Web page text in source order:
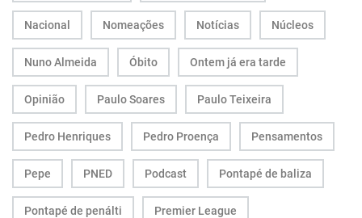
Nacional Nomeações Notícias Núcleos
Nuno Almeida Óbito Ontem já era tarde
Opinião Paulo Soares Paulo Teixeira
Pedro Henriques Pedro Proença Pensamentos
Pepe PNED Podcast Pontapé de baliza
Pontapé de penálti Premier League